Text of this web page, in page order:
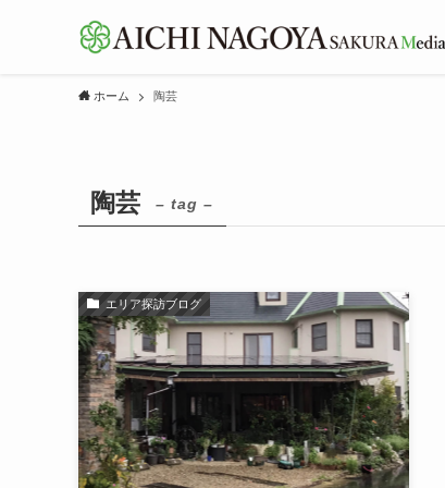
ホーム 陶芸
陶芸 – tag –
エリア探訪ブログ